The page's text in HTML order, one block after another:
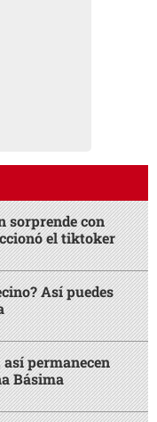
sorprende con
el tiktoker
Así puedes
permanecen
Básima